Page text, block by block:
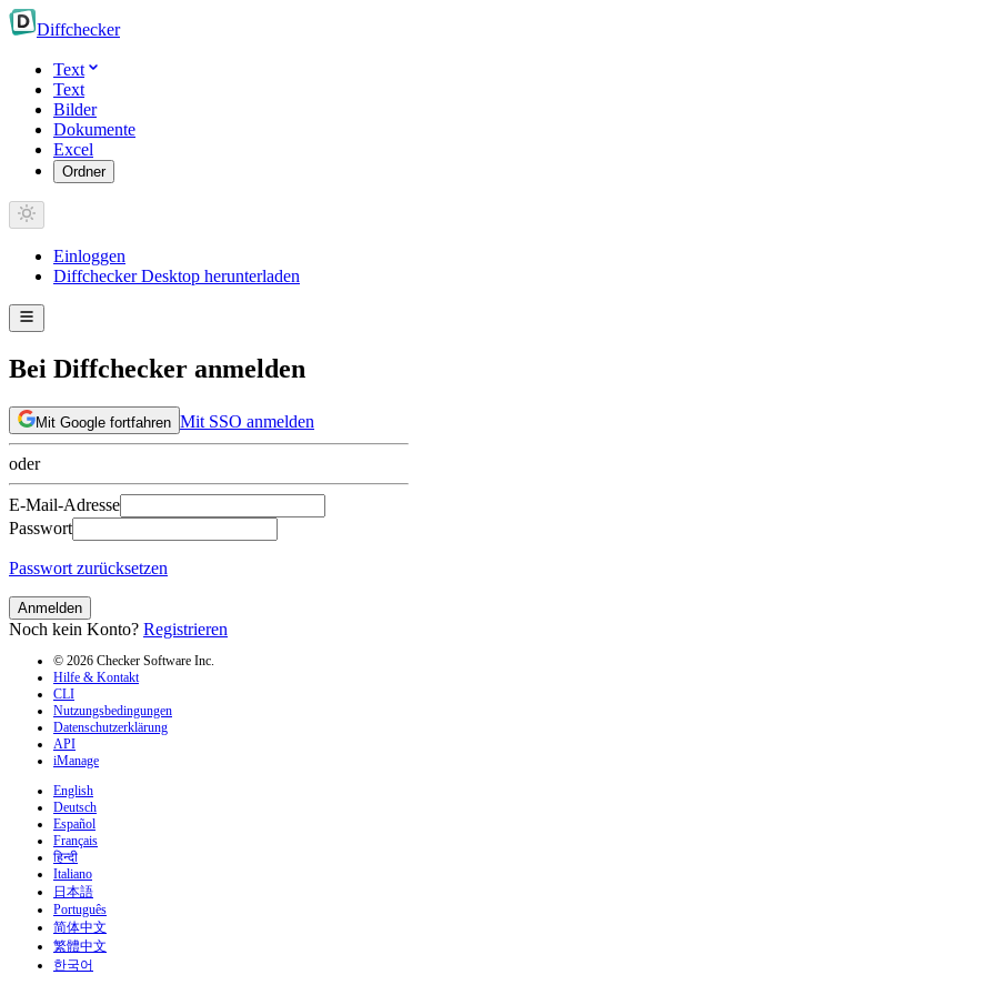
Diffchecker
Text
Text
Bilder
Dokumente
Excel
Ordner
Einloggen
Diffchecker Desktop herunterladen
Bei Diffchecker anmelden
Mit Google fortfahren Mit SSO anmelden
oder
E-Mail-Adresse
Passwort
Passwort zurücksetzen
Anmelden
Noch kein Konto? Registrieren
© 2026 Checker Software Inc.
Hilfe & Kontakt
CLI
Nutzungsbedingungen
Datenschutzerklärung
API
iManage
English
Deutsch
Español
Français
हिन्दी
Italiano
日本語
Português
简体中文
繁體中文
한국어